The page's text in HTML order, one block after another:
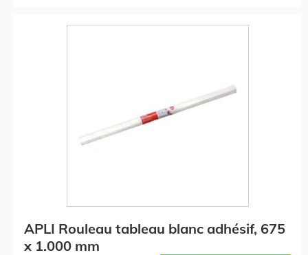
APLI Rouleau tableau blanc adhésif, 675
x 1.000 mm